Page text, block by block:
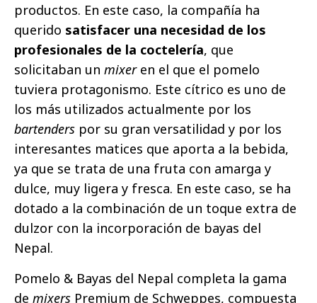
productos. En este caso, la compañía ha
querido satisfacer una necesidad de los
profesionales de la coctelería, que
solicitaban un mixer en el que el pomelo
tuviera protagonismo. Este cítrico es uno de
los más utilizados actualmente por los
bartenders por su gran versatilidad y por los
interesantes matices que aporta a la bebida,
ya que se trata de una fruta con amarga y
dulce, muy ligera y fresca. En este caso, se ha
dotado a la combinación de un toque extra de
dulzor con la incorporación de bayas del
Nepal.
Pomelo & Bayas del Nepal completa la gama
de mixers Premium de Schweppes, compuesta